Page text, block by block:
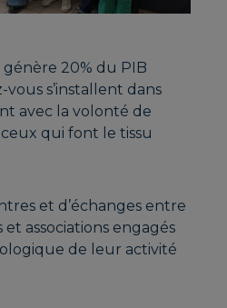
génère 20% du PIB
s’installent dans
avec la volonté de
qui font le tissu
et d’échanges entre
associations engagés
de leur activité